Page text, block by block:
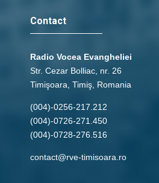
Contact
Radio Vocea Evangheliei
Str. Cezar Bolliac, nr. 26
Timişoara, Timiş, Romania
(004)-0256-217.212
(004)-0726-271.450
(004)-0728-276.516
contact@rve-timisoara.ro